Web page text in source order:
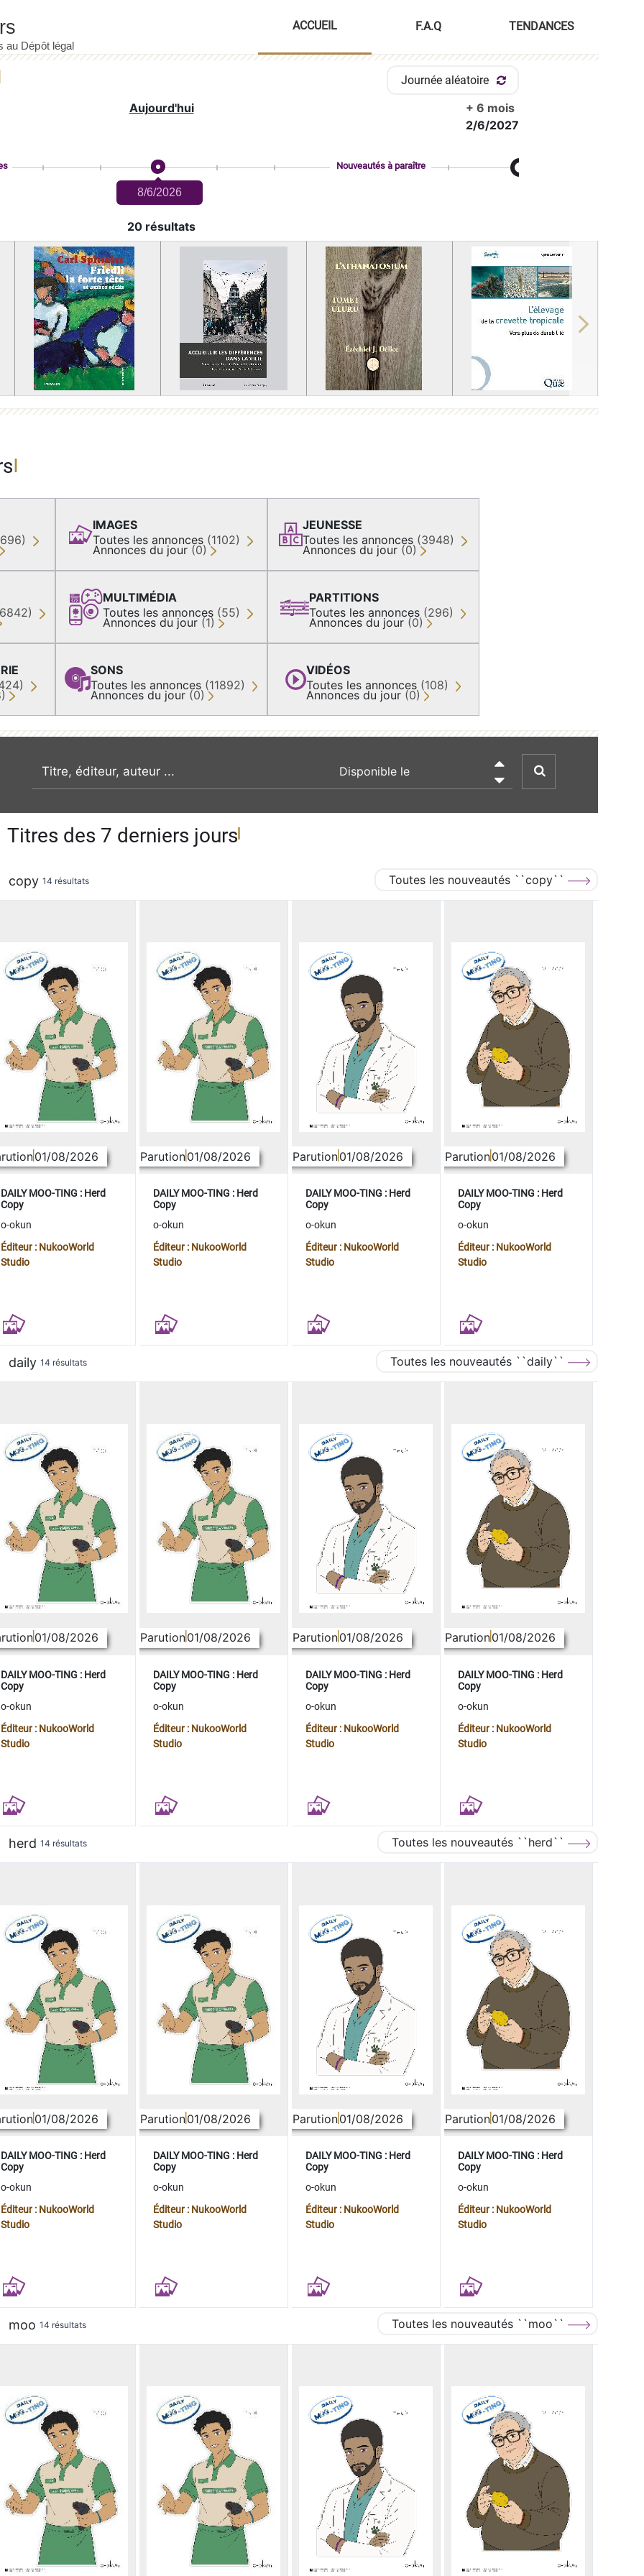
ACCUEIL F.A.Q TENDANCES
Journée aléatoire
Aujourd'hui
+ 6 mois
2/6/2027
8/6/2026
Nouveautés à paraître
20 résultats
Next
IMAGES
Toutes les annonces (1102)
Annonces du jour (0)
MULTIMÉDIA
Toutes les annonces (55)
Annonces du jour (1)
SONS
Toutes les annonces (11892)
Annonces du jour (0)
JEUNESSE
Toutes les annonces (3948)
Annonces du jour (0)
PARTITIONS
Toutes les annonces (296)
Annonces du jour (0)
VIDÉOS
Toutes les annonces (108)
Annonces du jour (0)
recherche par mot clé

Titres des 7 derniers jours
copy 14 résultats Toutes les nouveautés ``copy``
01/08/2026
DAILY MOO-TING : Herd
Copy
o-okun
Éditeur : NukooWorld
Studio
Parution01/08/2026
DAILY MOO-TING : Herd
Copy
o-okun
Éditeur : NukooWorld
Studio
Parution01/08/2026
DAILY MOO-TING : Herd
Copy
o-okun
Éditeur : NukooWorld
Studio
Parution01/08/2026
DAILY MOO-TING : Herd
Copy
o-okun
Éditeur : NukooWorld
Studio
daily 14 résultats Toutes les nouveautés ``daily``
01/08/2026
DAILY MOO-TING : Herd
Copy
o-okun
Éditeur : NukooWorld
Studio
Parution01/08/2026
DAILY MOO-TING : Herd
Copy
o-okun
Éditeur : NukooWorld
Studio
Parution01/08/2026
DAILY MOO-TING : Herd
Copy
o-okun
Éditeur : NukooWorld
Studio
Parution01/08/2026
DAILY MOO-TING : Herd
Copy
o-okun
Éditeur : NukooWorld
Studio
herd 14 résultats Toutes les nouveautés ``herd``
01/08/2026
DAILY MOO-TING : Herd
Copy
o-okun
Éditeur : NukooWorld
Studio
Parution01/08/2026
DAILY MOO-TING : Herd
Copy
o-okun
Éditeur : NukooWorld
Studio
Parution01/08/2026
DAILY MOO-TING : Herd
Copy
o-okun
Éditeur : NukooWorld
Studio
Parution01/08/2026
DAILY MOO-TING : Herd
Copy
o-okun
Éditeur : NukooWorld
Studio
moo 14 résultats Toutes les nouveautés ``moo``